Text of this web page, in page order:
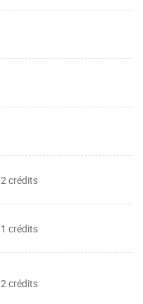
2 crédits
1 crédits
2 crédits